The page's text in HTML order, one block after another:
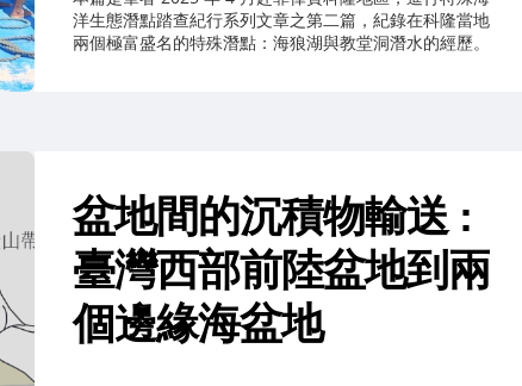
洋生態潛點踏查紀行系列文章之第二篇，紀錄在科隆當地
兩個極富盛名的特殊潛點：海狼湖與教堂洞潛水的經歷。
盆地間的沉積物輸送 :
臺灣西部前陸盆地到兩
個邊緣海盆地